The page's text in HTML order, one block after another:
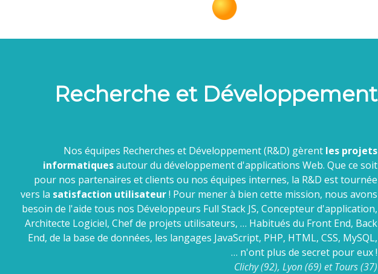
Recherche et Développement
Nos équipes Recherches et Développement (R&D) gèrent les projets
informatiquesautour du développement d'applications Web. Que ce soit
pour nos partenaires et clients ou nos équipes internes, la R&D est tournée
vers la satisfaction utilisateur! Pour mener à bien cette mission, nous avons
besoin de l'aide tous nos Développeurs Full Stack JS, Concepteur d'application,
Architecte Logiciel, Chef de projets utilisateurs, … Habitués du Front End, Back
End, de la base de données, les langages JavaScript, PHP, HTML, CSS, MySQL,
… n'ont plus de secret pour eux !
Clichy (92), Lyon (69) et Tours (37)